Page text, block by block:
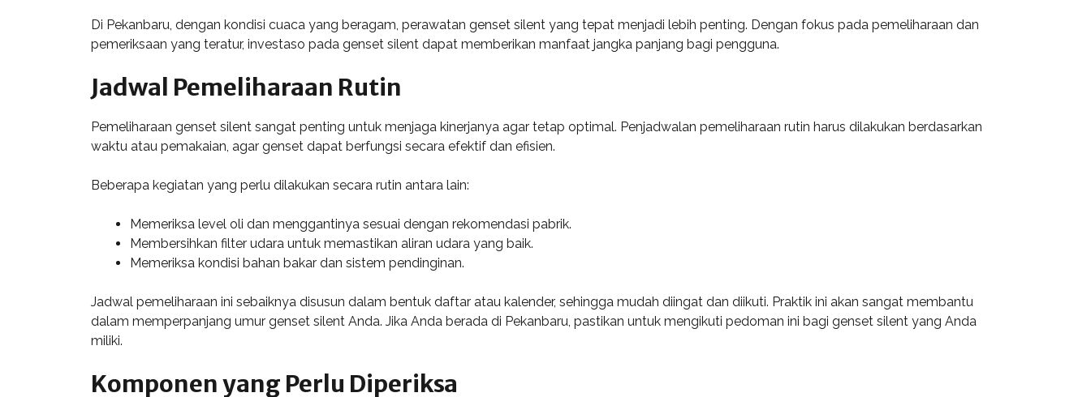
Di Pekanbaru, dengan kondisi cuaca yang beragam, perawatan genset silent yang tepat menjadi lebih penting. Dengan fokus pada pemeliharaan dan
pemeriksaan yang teratur, investaso pada genset silent dapat memberikan manfaat jangka panjang bagi pengguna.
Jadwal Pemeliharaan Rutin
Pemeliharaan genset silent sangat penting untuk menjaga kinerjanya agar tetap optimal. Penjadwalan pemeliharaan rutin harus dilakukan berdasarkan
waktu atau pemakaian, agar genset dapat berfungsi secara efektif dan efisien.
Beberapa kegiatan yang perlu dilakukan secara rutin antara lain:
Memeriksa level oli dan menggantinya sesuai dengan rekomendasi pabrik.
Membersihkan filter udara untuk memastikan aliran udara yang baik.
Memeriksa kondisi bahan bakar dan sistem pendinginan.
Jadwal pemeliharaan ini sebaiknya disusun dalam bentuk daftar atau kalender, sehingga mudah diingat dan diikuti. Praktik ini akan sangat membantu
dalam memperpanjang umur genset silent Anda. Jika Anda berada di Pekanbaru, pastikan untuk mengikuti pedoman ini bagi genset silent yang Anda
miliki.
Komponen yang Perlu Diperiksa